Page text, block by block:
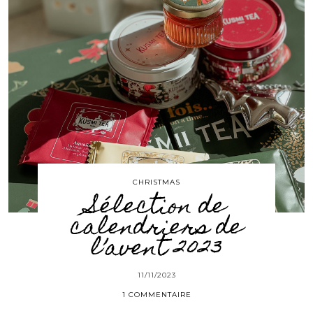
CHRISTMAS
Sélection de
calendriers de
l’avent 2023
11/11/2023
1 COMMENTAIRE